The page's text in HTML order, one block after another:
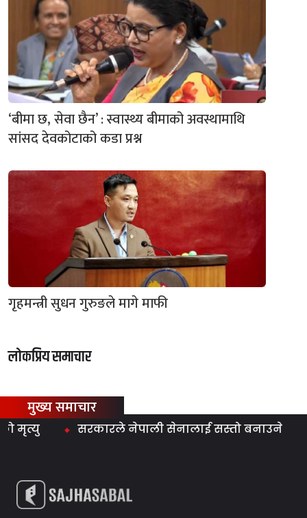
‘बीमा छ, सेवा छैन’ : स्वास्थ्य बीमाको अवस्थामाथि
सांसद देवकोटाको कडा प्रश्न
गृहमन्त्री सुधन गुरुङले मागे माफी
लोकप्रिय समाचार
मुख्य समाचार
सरकारले नेपाली सेनालाई सस्तो बनाउने काम